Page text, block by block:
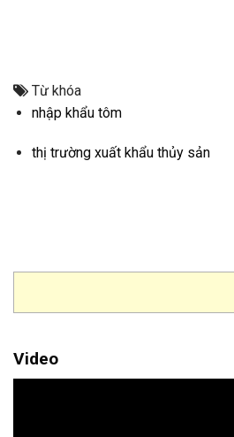
Từ khóa
nhập khẩu tôm
thị trường xuất khẩu thủy sản
Video